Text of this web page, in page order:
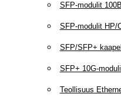
SFP-modulit
SFP-modulit HP/
SFP/SFP+
SFP+ 10G-
Teollisuus